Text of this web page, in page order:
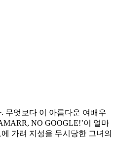
무엇보다 이 아름다운 여배우
NO GOOGLE!’이 얼마
가려 지성을 무시당한 그녀의